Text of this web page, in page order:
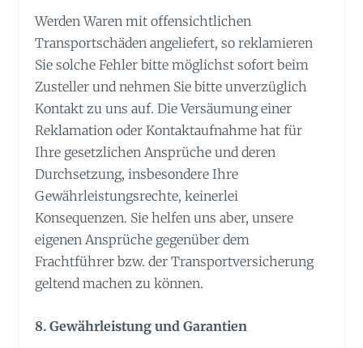
Werden Waren mit offensichtlichen
Transportschäden angeliefert, so reklamieren
Sie solche Fehler bitte möglichst sofort beim
Zusteller und nehmen Sie bitte unverzüglich
Kontakt zu uns auf. Die Versäumung einer
Reklamation oder Kontaktaufnahme hat für
Ihre gesetzlichen Ansprüche und deren
Durchsetzung, insbesondere Ihre
Gewährleistungsrechte, keinerlei
Konsequenzen. Sie helfen uns aber, unsere
eigenen Ansprüche gegenüber dem
Frachtführer bzw. der Transportversicherung
geltend machen zu können.
8. Gewährleistung und Garantien